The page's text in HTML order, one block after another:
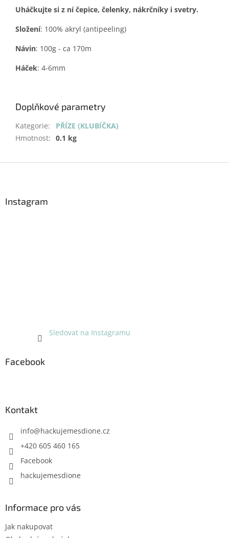
Uháčkujte si z ní čepice, čelenky, nákrčníky i svetry.
Složení: 100% akryl (antipeeling)
Návin: 100g - ca 170m
Háček: 4-6mm
Doplňkové parametry
Kategorie:
PŘÍZE (KLUBÍČKA)
Hmotnost: 0.1 kg
Instagram
Sledovat na Instagramu
Facebook
Kontakt
info@hackujemesdione.cz
+420 605 460 165
Facebook
hackujemesdione
Informace pro vás
Jak nakupovat